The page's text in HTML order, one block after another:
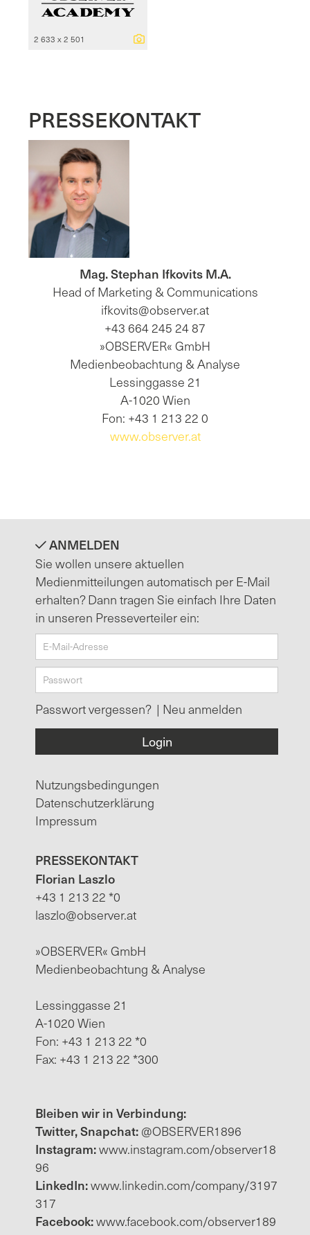
2 633 x 2 501
PRESSEKONTAKT
Mag. Stephan Ifkovits M.A.
Head of Marketing & Communications
ifkovits@observer.at
+43 664 245 24 87
»OBSERVER« GmbH
Medienbeobachtung & Analyse
Lessinggasse 21
A-1020 Wien
Fon: +43 1 213 22 0
www.observer.at
ANMELDEN
Sie wollen unsere aktuellen
Medienmitteilungen automatisch per E-Mail
erhalten? Dann tragen Sie einfach Ihre Daten
in unseren Presseverteiler ein:
Passwort vergessen? | Neu anmelden
Nutzungsbedingungen
Datenschutzerklärung
Impressum
PRESSEKONTAKT
Florian Laszlo
+43 1 213 22 *0
laszlo@observer.at
»OBSERVER« GmbH
Medienbeobachtung & Analyse
Lessinggasse 21
A-1020 Wien
Fon: +43 1 213 22 *0
Fax: +43 1 213 22 *300
Bleiben wir in Verbindung:
Twitter, Snapchat:@OBSERVER1896
Instagram:www.instagram.com/observer18
96
LinkedIn:www.linkedin.com/company/3197
317
Facebook:www.facebook.com/observer189